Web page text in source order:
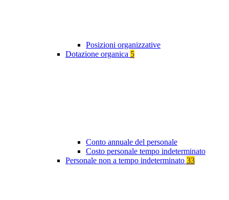
Posizioni organizzative
Dotazione organica 5
Conto annuale del personale
Costo personale tempo indeterminato
Personale non a tempo indeterminato 33